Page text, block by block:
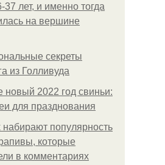
лет, и именно тогда
на вершине
секреты
из Голливуда
новый 2022 год свиньи:
для празднования
набирают популярность
которые
в комментариях